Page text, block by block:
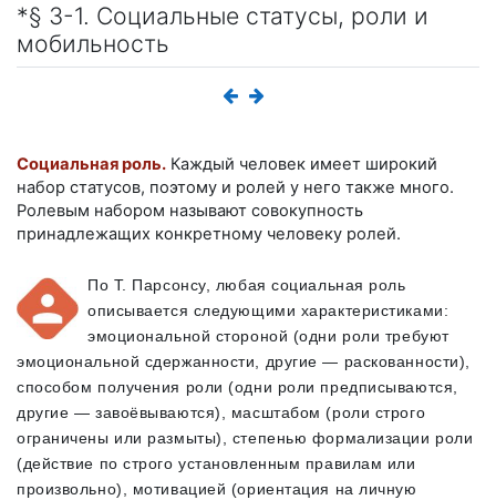
*§ 3-1. Социальные статусы, роли и
мобильность
Социальная роль. Каждый человек имеет широкий
набор статусов, поэтому и ролей у него также много.
Ролевым набором называют совокупность
принадлежащих конкретному человеку ролей.
По Т. Парсонсу, любая социальная роль
описывается следующими характеристиками:
эмоциональной стороной (одни роли требуют
эмоциональной сдержанности, другие — раскованности),
способом получения роли (одни роли предписываются,
другие — завоёвываются), масштабом (роли строго
ограничены или размыты), степенью формализации роли
(действие по строго установленным правилам или
произвольно), мотивацией (ориентация на личную